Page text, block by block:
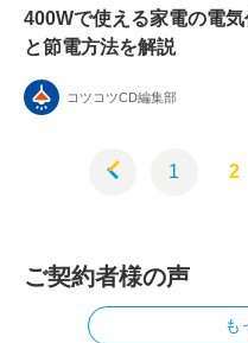
400Wで使える家電の電
と節電方法を解説
コツコツCD編集部
1 2
ご契約者様の声
も